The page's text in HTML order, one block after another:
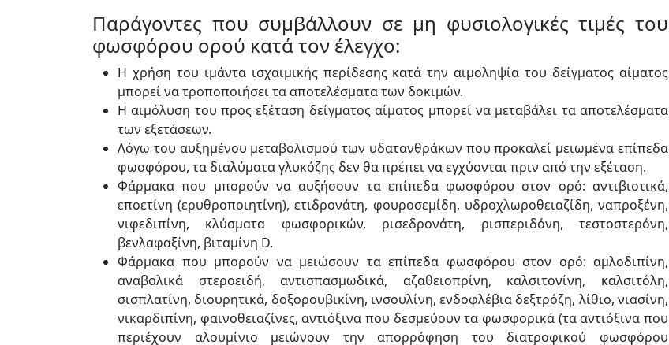
Παράγοντες που συμβάλλουν σε μη φυσιολογικές τιμές του
φωσφόρου ορού κατά τον έλεγχο:
Η χρήση του ιμάντα ισχαιμικής περίδεσης κατά την αιμοληψία του δείγματος αίματος
μπορεί να τροποποιήσει τα αποτελέσματα των δοκιμών.
Η αιμόλυση του προς εξέταση δείγματος αίματος μπορεί να μεταβάλει τα αποτελέσματα
των εξετάσεων.
Λόγω του αυξημένου μεταβολισμού των υδατανθράκων που προκαλεί μειωμένα επίπεδα
φωσφόρου, τα διαλύματα γλυκόζης δεν θα πρέπει να εγχύονται πριν από την εξέταση.
Φάρμακα που μπορούν να αυξήσουν τα επίπεδα φωσφόρου στον ορό: αντιβιοτικά,
εποετίνη (ερυθροποιητίνη), ετιδρονάτη, φουροσεμίδη, υδροχλωροθειαζίδη, ναπροξένη,
νιφεδιπίνη, κλύσματα φωσφορικών, ρισεδρονάτη, ρισπεριδόνη, τεστοστερόνη,
βενλαφαξίνη, βιταμίνη D.
Φάρμακα που μπορούν να μειώσουν τα επίπεδα φωσφόρου στον ορό: αμλοδιπίνη,
αναβολικά στεροειδή, αντισπασμωδικά, αζαθειοπρίνη, καλσιτονίνη, καλσιτόλη,
σισπλατίνη, διουρητικά, δοξορουβικίνη, ινσουλίνη, ενδοφλέβια δεξτρόζη, λίθιο, νιασίνη,
νικαρδιπίνη, φαινοθειαζίνες, αντιόξινα που δεσμεύουν τα φωσφορικά (τα αντιόξινα που
περιέχουν αλουμίνιο μειώνουν την απορρόφηση του διατροφικού φωσφόρου